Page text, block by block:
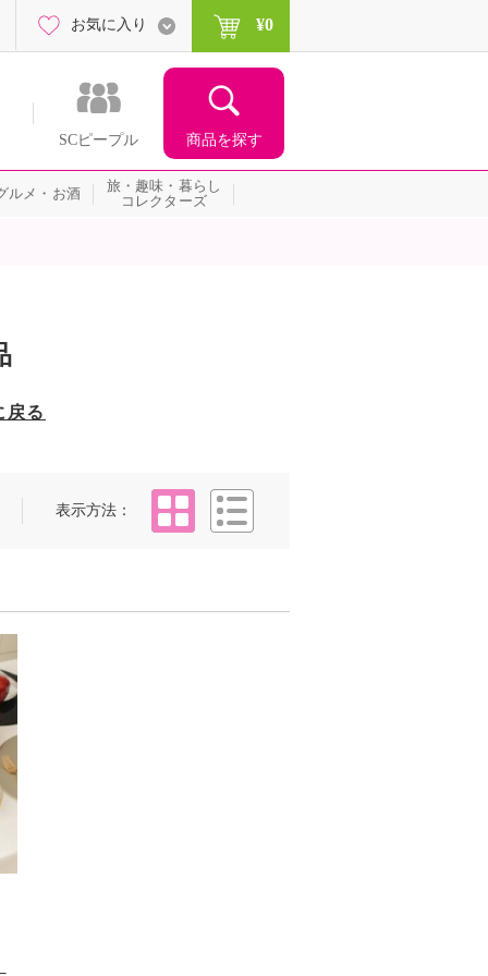
SCピープル 商品を探す
お気に入り ¥0
ルメ・お酒
旅・趣味・暮らし
コレクターズ
戻る
表示方法
タイル